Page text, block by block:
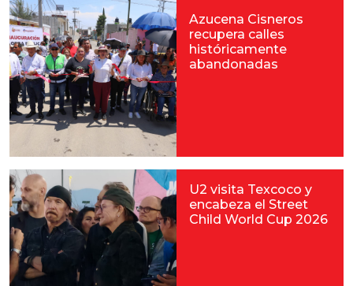
Azucena Cisneros
recupera calles
históricamente
abandonadas
U2 visita Texcoco y
encabeza el Street
Child World Cup 2026